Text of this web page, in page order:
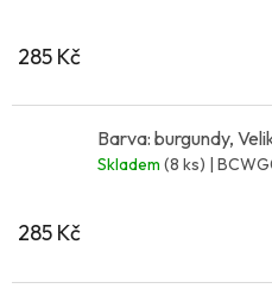
285 Kč
Barva: burgundy,
Skladem (8 ks) |
285 Kč